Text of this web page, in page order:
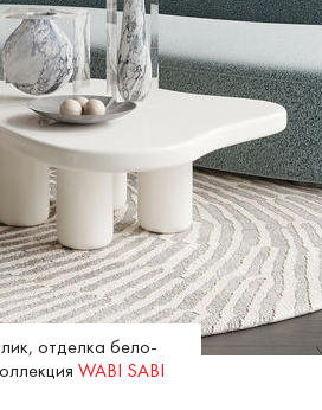
отделка бело-
WABI SABI